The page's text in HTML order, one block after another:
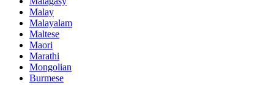
Malay
Malayalam
Maltese
Maori
Marathi
Mongolian
Burmese